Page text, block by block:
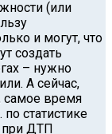
(или
и могут, что
создать
– нужно
А сейчас,
самое время
статистике
при ДТП